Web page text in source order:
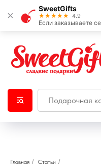
Главная / Статьи /
×
SweetGifts
★★★★★ 4.9